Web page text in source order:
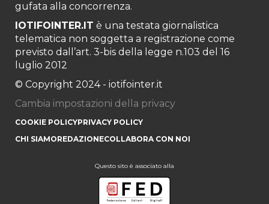
gufata alla concorrenza.
IOTIFOINTER.IT è una testata giornalistica
telematica non soggetta a registrazione come
previsto dall’art. 3-bis della legge n.103 del 16
luglio 2012
© Copyright 2024 - iotifointer.it
Cambia impostazioni della privacy
COOKIE POLICYPRIVACY POLICY
CHI SIAMOREDAZIONECOLLABORA CON NOI
Questo sito è associato alla